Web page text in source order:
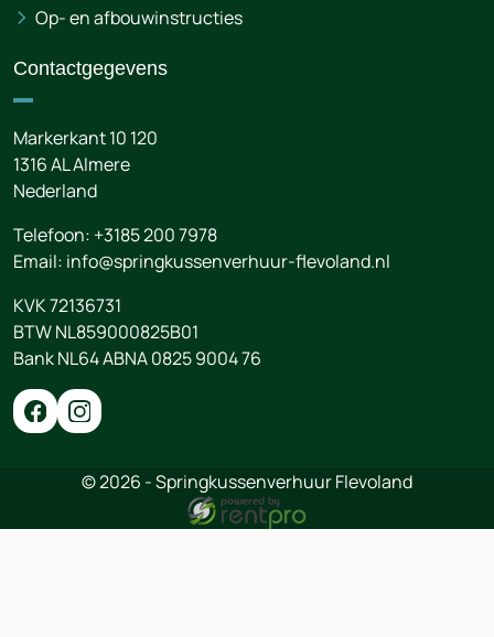
Op- en afbouwinstructies
Contactgegevens
Markerkant 10 120
1316 ALAlmere
Nederland
Telefoon: +3185 200 7978
Email: info@springkussenverhuur-flevoland.nl
KVK 72136731
BTW NL859000825B01
Bank NL64 ABNA 0825 9004 76
© 2026 - Springkussenverhuur Flevoland